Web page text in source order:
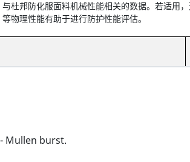
与杜邦防化服面料机械性能相关的数据。若适用
等物理性能有助于进行防护性能评估。
Mullen burst.